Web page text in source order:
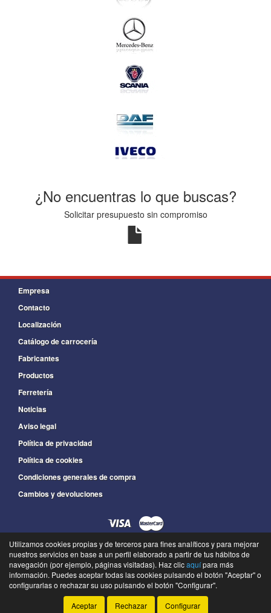
¿No encuentras lo que buscas?
Solicitar presupuesto sin compromiso
Empresa
Contacto
Localización
Catálogo de carrocería
Fabricantes
Productos
Ferretería
Noticias
Aviso legal
Política de privacidad
Política de cookies
Condiciones generales de compra
Cambios y devoluciones
925 565 099
L a V : 09:00 a 13:30 y de 15:30 a 19:00
©Recambios Industriales Garmo- 2026 -Tienda online de recambios de Gira
Utilizamos cookies propias y de terceros para fines analíticos y para mejorar
nuestros servicios en base a un perfil elaborado a partir de tus hábitos de
navegación (por ejemplo, páginas visitadas). Haz clicaquípara más
información. Puedes aceptar todas las cookies pulsando el botón "Aceptar" o
configurarlas o rechazar su uso pulsando el botón "Configurar".
Aceptar
Rechazar Configurar